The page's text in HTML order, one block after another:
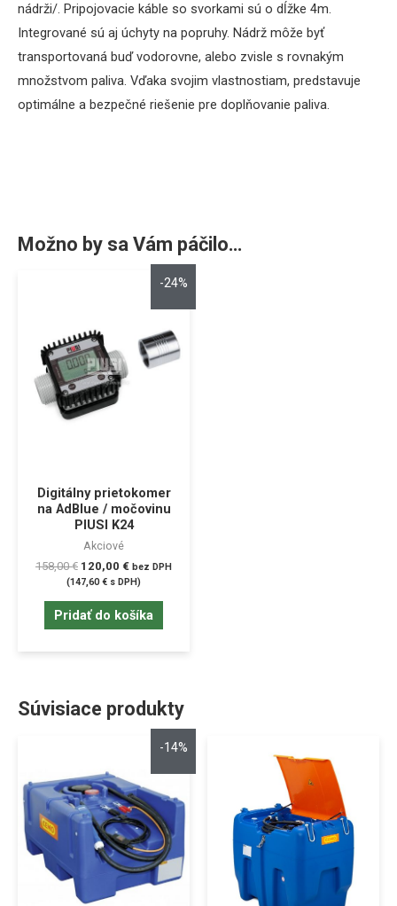
nádrži/. Pripojovacie káble so svorkami sú o dĺžke 4m.
Integrované sú aj úchyty na popruhy. Nádrž môže byť
transportovaná buď vodorovne, alebo zvisle s rovnakým
množstvom paliva. Vďaka svojim vlastnostiam, predstavuje
optimálne a bezpečné riešenie pre doplňovanie paliva.
Možno by sa Vám páčilo…
-24%
Digitálny prietokomer
na AdBlue / močovinu
PIUSI K24
Akciové
158,00€ 120,00 € bez DPH
(147,60€ s DPH)
Pridať do košíka
Súvisiace produkty
-14%